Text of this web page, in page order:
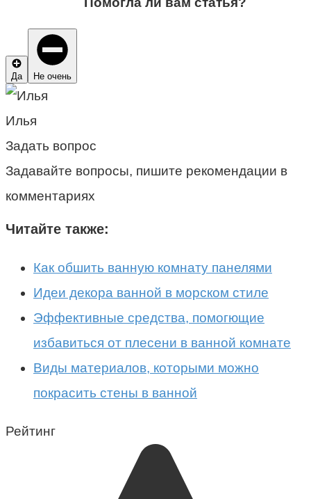
Да Не очень
Илья
Задать вопрос
Задавайте вопросы, пишите рекомендации в
комментариях
Читайте также:
Как обшить ванную комнату панелями
Идеи декора ванной в морском стиле
Эффективные средства, помогющие
избавиться от плесени в ванной комнате
Виды материалов, которыми можно
покрасить стены в ванной
Рейтинг